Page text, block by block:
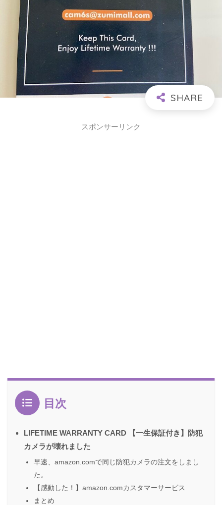
スポンサーリンク
目次
LIFETIME WARRANTY CARD 【一生保証付き】防犯
カメラが壊れました
早速、amazon.comで同じ防犯カメラの注文をしまし
た。
【感動した！】amazon.comカスタマーサービス
まとめ